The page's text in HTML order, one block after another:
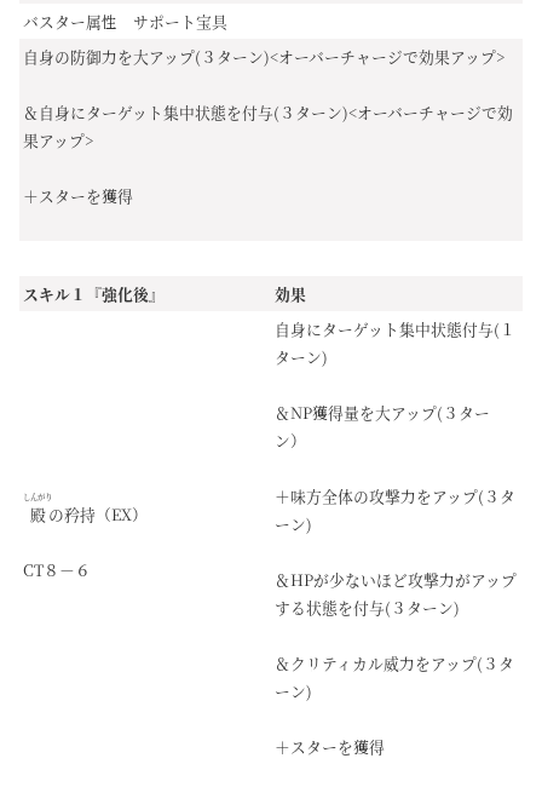
バスター属性 サポート宝具
自身の防御力を大アップ(３ターン)<オーバーチャージで効果アップ>
＆自身にターゲット集中状態を付与(３ターン)<オーバーチャージで効
果アップ>
＋スターを獲得
スキル１『強化後』 効果
殿
しんがり
の矜持（EX）
CT８－６
自身にターゲット集中状態付与(１
ターン)
＆NP獲得量を大アップ(３ター
ン）
＋味方全体の攻撃力をアップ(３タ
ーン)
＆HPが少ないほど攻撃力がアップ
する状態を付与(３ターン)
＆クリティカル威力をアップ(３タ
ーン)
＋スターを獲得